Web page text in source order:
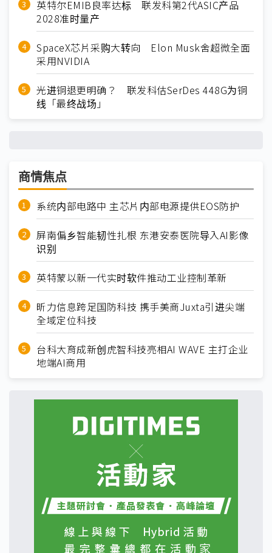
英特尔EMIB良率达标 联发科第2代ASIC产品
2028准时量产
SpaceX芯片采购大转向 Elon Musk舍超微全面
采用NVIDIA
光进铜退更明确？ 联发科估SerDes 448G为铜
线「最终战场」
商情焦点
系统内部电路中 主芯片内部电源提供EOS防护
屏南偏乡智能韧性扎根 东港安泰医院导入AI影像
识别
英特蒙以新一代实时软件推动工业控制革新
昕力信息跨足国防科技 携手美商Juxta引进尖端
全域定位科技
台科大育成新创虎智科技亮相AI WAVE 主打企业
地端AI商用